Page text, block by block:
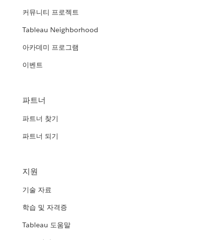
커뮤니티 프로젝트
Tableau Neighborhood
아카데미 프로그램
이벤트
파트너
파트너 찾기
파트너 되기
지원
기술 자료
학습 및 자격증
Tableau 도움말